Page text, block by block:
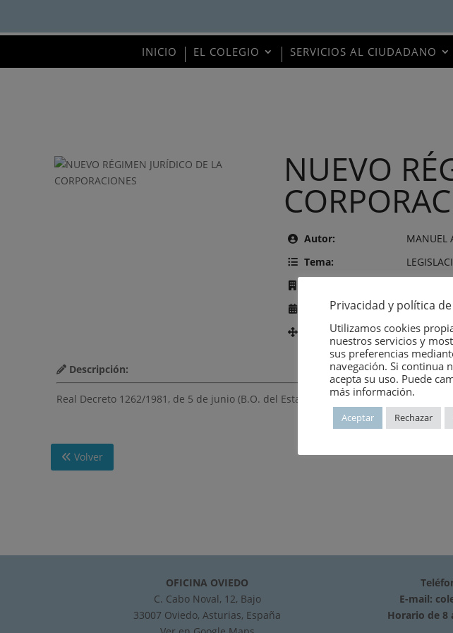
INICIO EL COLEGIO SERVICIOS AL CIUDADANO
NUEVO
Autor:
MANUEL
Tema:
Año de publicación: 7 de
Número:
546
Descripción:
Real Decreto 1262/1981, de 5 de junio (B.O. del Estado» del 27), por el que se
Volver
OFICINA OVIEDO
C. Cabo Noval, 12, Bajo
33007 Oviedo, Asturias, España
E-mail:
Horario de 8
Privacidad y política
Utilizamos cookies
nuestros servicios y
sus preferencias
navegación. Si continua
acepta su uso. Puede
más información.
Aceptar Rechazar